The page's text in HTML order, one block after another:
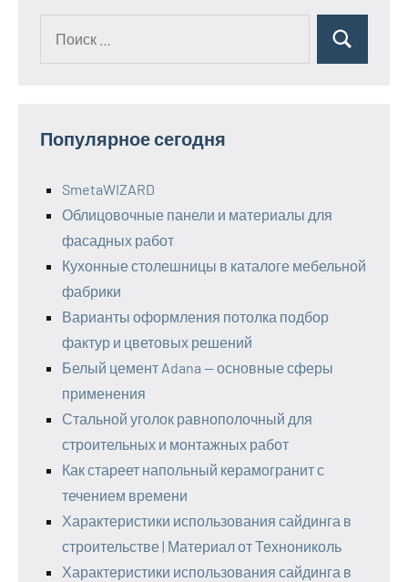
Поиск
Популярное сегодня
SmetaWIZARD
Облицовочные панели и материалы для
фасадных работ
Кухонные столешницы в каталоге мебельной
фабрики
Варианты оформления потолка подбор
фактур и цветовых решений
Белый цемент Adana — основные сферы
применения
Стальной уголок равнополочный для
строительных и монтажных работ
Как стареет напольный керамогранит с
течением времени
Характеристики использования сайдинга в
строительстве | Материал от Технониколь
Характеристики использования сайдинга в